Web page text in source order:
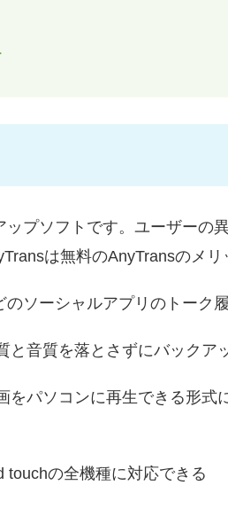
プソフトです。ユーザーの
は無料のAnyTransのメリ
ソーシャルアプリのトーク
音質を落とさずにバックア
パソコンに再生できる形式
touchの全機種に対応できる